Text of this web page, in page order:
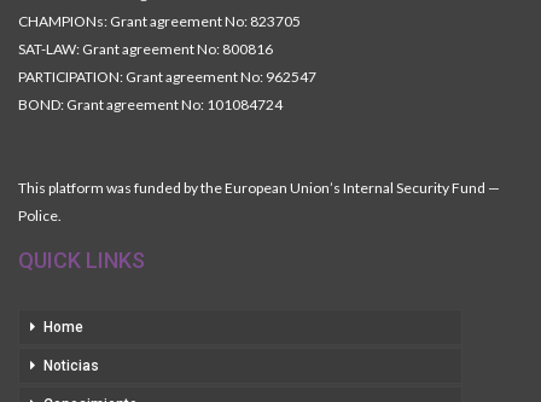
CHAMPIONs: Grant agreement No: 823705
SAT-LAW: Grant agreement No: 800816
PARTICIPATION: Grant agreement No: 962547
BOND: Grant agreement No: 101084724
This platform was funded by the European Union’s Internal Security Fund —
Police.
QUICK LINKS
Home
Noticias